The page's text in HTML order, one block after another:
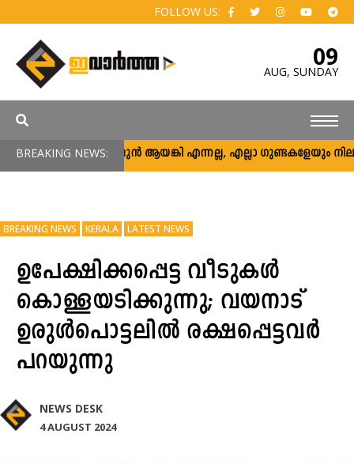
FOLLOW US:
09
AUG, SUNDAY
BREAKING NEWS:അര്‍ജുന്‍ ആയങ്കി എന്നല്ല, എല്ലാ ഗുണ്ടകളേയും നിലയ്ക്ക്
BREAKING NEWS KERALA LATEST NEWS
ഉപേക്ഷിക്കപ്പെട്ട വീടുകൾ
കൊള്ളയടിക്കുന്നു; വയനാട്
ഉരുൾപൊട്ടലിൽ രക്ഷപ്പെട്ടവർ
പറയുന്നു
NEWS DESK
4 AUGUST 2024